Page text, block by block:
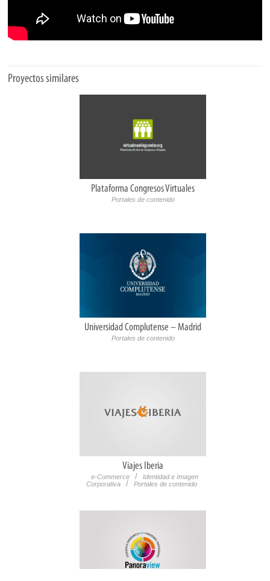
Proyectos similares
Plataforma Congresos Virtuales
Portales de contenido
Universidad Complutense – Madrid
Portales de contenido
Viajes Iberia
e-Commerce /
Identidad e Imagen
Corporativa
/ Portales de contenido